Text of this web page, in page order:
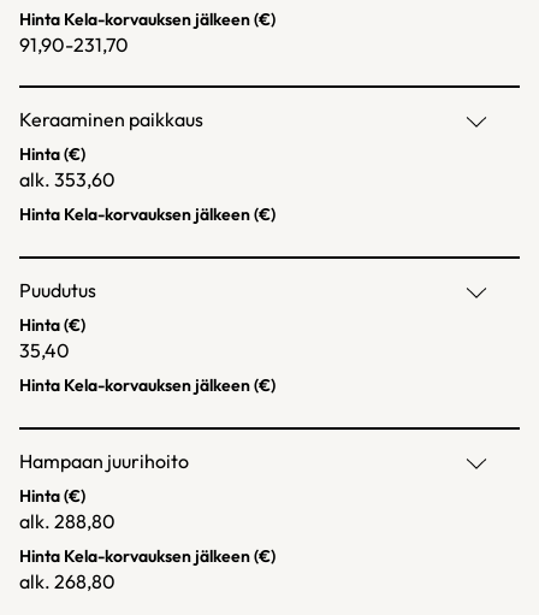
Hinta Kela-korvauksen jälkeen (€)
91,90-231,70
Keraaminen paikkaus
Hinta (€)
alk. 353,60
Hinta Kela-korvauksen jälkeen (€)
Puudutus
Hinta (€)
35,40
Hinta Kela-korvauksen jälkeen (€)
Hampaan juurihoito
Hinta (€)
alk. 288,80
Hinta Kela-korvauksen jälkeen (€)
alk. 268,80